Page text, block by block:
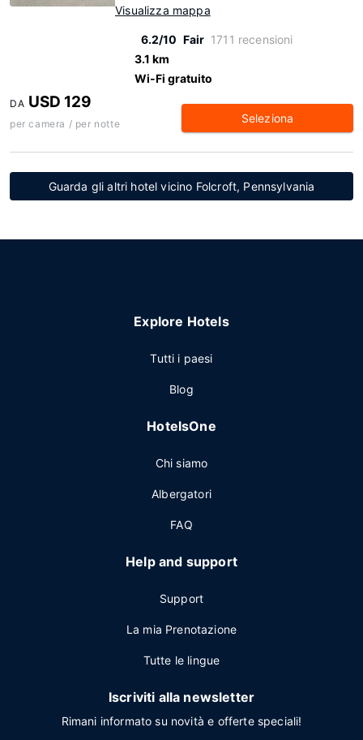
Visualizza mappa
6.2/10 Fair 1711 recensioni
3.1 km
Wi-Fi gratuito
DA USD 129
per camera / per notte Seleziona
Guarda gli altri hotel vicino Folcroft, Pennsylvania
Explore Hotels
Tutti i paesi
Blog
HotelsOne
Chi siamo
Albergatori
FAQ
Help and support
Support
La mia Prenotazione
Tutte le lingue
Iscriviti alla newsletter
Rimani informato su novità e offerte speciali!